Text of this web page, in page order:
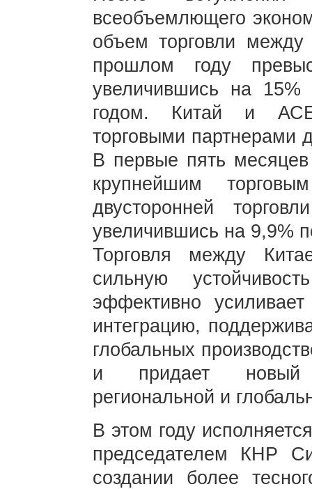
всеобъемлющего
объем торговли
прошлом году
увеличившись на
годом. Китай и
торговыми партнерами
В первые пять
крупнейшим
двусторонней
увеличившись на 9,9%
Торговля между
сильную
эффективно
интеграцию,
глобальных
и придает новый
региональной и
В этом году
председателем КНР
создании более